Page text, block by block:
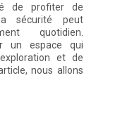
de profiter de
sécurité peut
quotidien.
un espace qui
et de
nous allons